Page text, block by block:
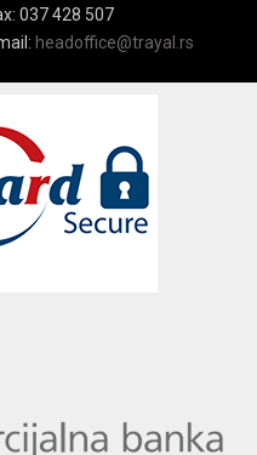
037 428 507
headoffice@trayal.rs